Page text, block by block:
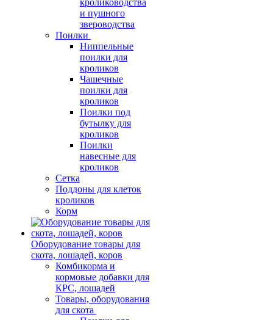
кролиководства
и пушного
звероводства
Поилки
Ниппельные
поилки для
кроликов
Чашечные
поилки для
кроликов
Поилки под
бутылку для
кроликов
Поилки
навесные для
кроликов
Сетка
Поддоны для клеток
кроликов
Корм
Оборудование товары для
скота, лошадей, коров
Комбикорма и
кормовые добавки для
КРС, лошадей
Товары, оборудования
для скота